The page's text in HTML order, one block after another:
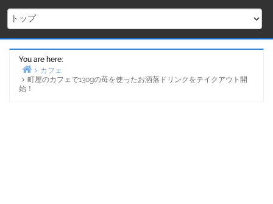
You are here:
Home
カフェ
町屋のカフェで130gの苺を使ったお洒落ドリンクをテイクアウト開
始！